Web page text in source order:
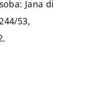
Jana di
53,